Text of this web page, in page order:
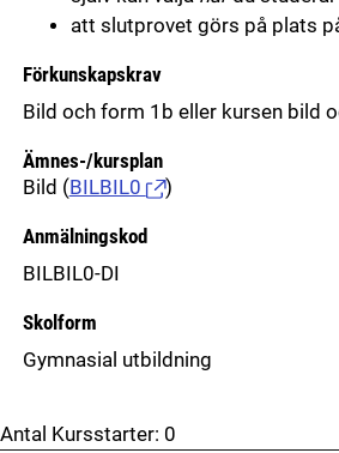
att slutprovet görs på plats
Förkunskapskrav
Bild och form 1b eller kursen bild
Ämnes-/kursplan
Bild (BILBIL0 )
Anmälningskod
BILBIL0-DI
Skolform
Gymnasial utbildning
Antal Kursstarter: 0